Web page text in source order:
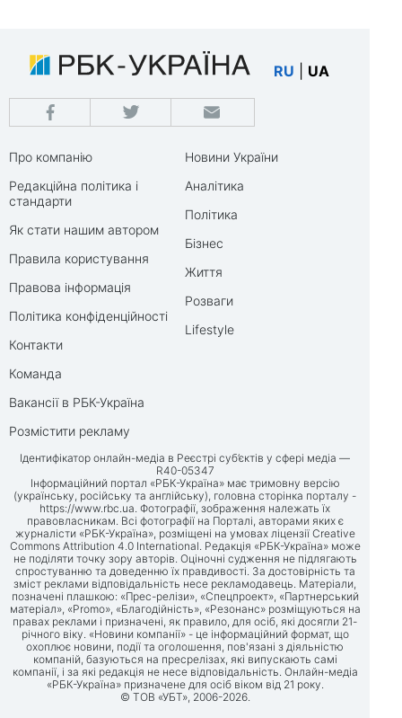
RU UA
Про компанію
Редакційна політика і
стандарти
Як стати нашим автором
Правила користування
Правова інформація
Політика конфіденційності
Контакти
Команда
Вакансії в РБК-Україна
Розмістити рекламу
Новини України
Аналітика
Політика
Бізнес
Життя
Розваги
Lifestyle
Ідентифікатор онлайн-медіа в Реєстрі суб’єктів у сфері медіа —
R40-05347
Інформаційний портал «РБК-Україна» має тримовну версію
(українську, російську та англійську), головна сторінка порталу -
https://www.rbc.ua. Фотографії, зображення належать їх
правовласникам. Всі фотографії на Порталі, авторами яких є
журналісти «РБК-Україна», розміщені на умовах ліцензії Creative
Commons Attribution 4.0 International. Редакція «РБК-Україна» може
не поділяти точку зору авторів. Оціночні судження не підлягають
спростуванню та доведенню їх правдивості. За достовірність та
зміст реклами відповідальність несе рекламодавець. Матеріали,
позначені плашкою: «Прес-релізи», «Спецпроект», «Партнерський
матеріал», «Promo», «Благодійність», «Резонанс» розміщуються на
правах реклами і призначені, як правило, для осіб, які досягли 21-
річного віку. «Новини компанії» - це інформаційний формат, що
охоплює новини, події та оголошення, пов'язані з діяльністю
компаній, базуються на пресрелізах, які випускають самі
компанії, і за які редакція не несе відповідальність. Онлайн-медіа
«РБК-Україна» призначене для осіб віком від 21 року.
© ТОВ «УБТ», 2006-2026.